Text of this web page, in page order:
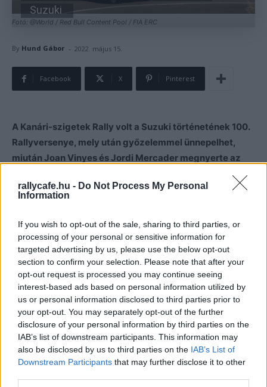
rallycafe.hu - Do Not Process My Personal
Information
If you wish to opt-out of the sale, sharing to third parties, or
processing of your personal or sensitive information for
targeted advertising by us, please use the below opt-out
section to confirm your selection. Please note that after your
opt-out request is processed you may continue seeing
interest-based ads based on personal information utilized by
us or personal information disclosed to third parties prior to
your opt-out. You may separately opt-out of the further
disclosure of your personal information by third parties on the
IAB’s list of downstream participants. This information may
also be disclosed by us to third parties on the IAB’s List of
Downstream Participants that may further disclose it to other
Fotó: @World / Red Bull Content Pool / FIA ERC
Suzuki
By Hund Gábor - 2022. május 15.
Facebook X Pinterest
A Kanári-szigetek Rally volt a Suzuki történetének 100.
Rallyversenye, mely után győzelemmel ünnepelhet,
miután Joan Vinyes és Jordi Mercader megnyerte az
szigetek Rally
volt a Suzuki 100. futama, melyen csak
célba kellett érnie valamely ERC Open kategóriában
induló versenyzőnek, hogy győzelemmel ünnepelhessen
a japán gyártó.
A kategóriában a spanyol Alberto Monarri-Carlos Cancela
és az andorrai-spanyol Joan Vinyes-Jordi Mercader
kettős állt rajthoz egyaránt Suzuki Swift R4lly S típusú
autóval.